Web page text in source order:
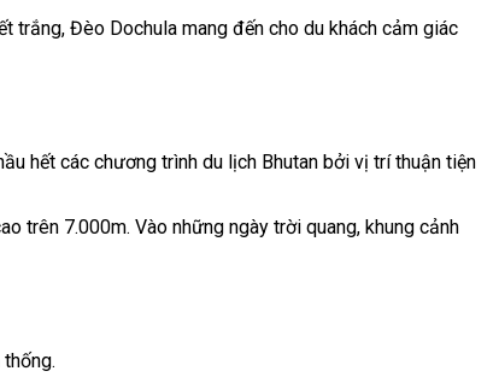
trắng, Đèo Dochula mang đến cho du khách cảm giác
hết các chương trình du lịch Bhutan bởi vị trí thuận tiện
trên 7.000m. Vào những ngày trời quang, khung cảnh